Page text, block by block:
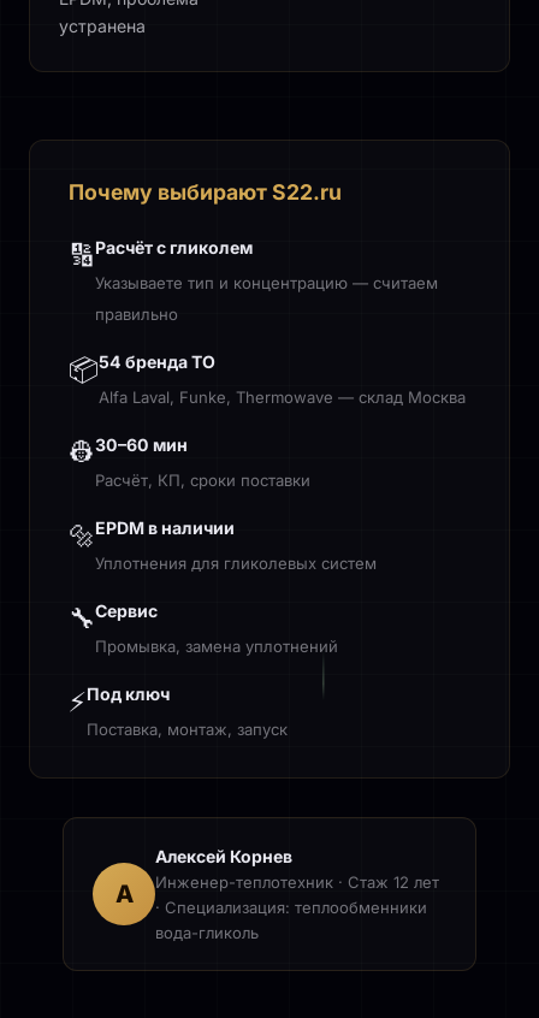
устранена
Почему выбирают S22.ru
🔢Расчёт с гликолем
Указываете тип и концентрацию — считаем
правильно
📦54 бренда ТО
Alfa Laval, Funke, Thermowave — склад Москва
👷30–60 мин
Расчёт, КП, сроки поставки
🔩EPDM в наличии
Уплотнения для гликолевых систем
🔧Сервис
Промывка, замена уплотнений
⚡Под ключ
Поставка, монтаж, запуск
А
Алексей Корнев
Инженер-теплотехник · Стаж 12 лет
· Специализация: теплообменники
вода-гликоль